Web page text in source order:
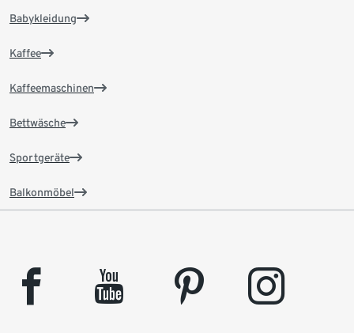
Babykleidung
Kaffee
Kaffeemaschinen
Bettwäsche
Sportgeräte
Balkonmöbel
facebook youtube pinterest instagram